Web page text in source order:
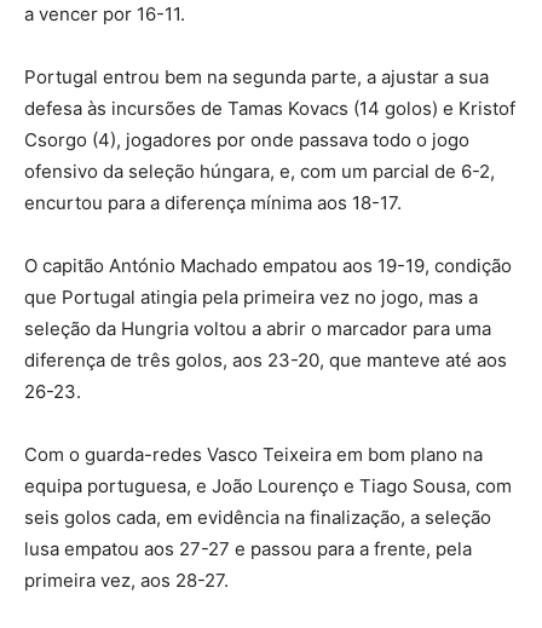
a vencer por 16-11.
Portugal entrou bem na segunda parte, a ajustar a sua
defesa às incursões de Tamas Kovacs (14 golos) e Kristof
Csorgo (4), jogadores por onde passava todo o jogo
ofensivo da seleção húngara, e, com um parcial de 6-2,
encurtou para a diferença mínima aos 18-17.
O capitão António Machado empatou aos 19-19, condição
que Portugal atingia pela primeira vez no jogo, mas a
seleção da Hungria voltou a abrir o marcador para uma
diferença de três golos, aos 23-20, que manteve até aos
26-23.
Com o guarda-redes Vasco Teixeira em bom plano na
equipa portuguesa, e João Lourenço e Tiago Sousa, com
seis golos cada, em evidência na finalização, a seleção
lusa empatou aos 27-27 e passou para a frente, pela
primeira vez, aos 28-27.